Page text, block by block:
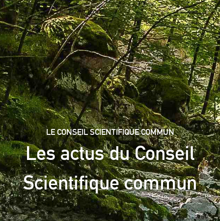
LE CONSEIL SCIENTIFIQUE COMMUN
Les actus du Conseil
Scientifique commun